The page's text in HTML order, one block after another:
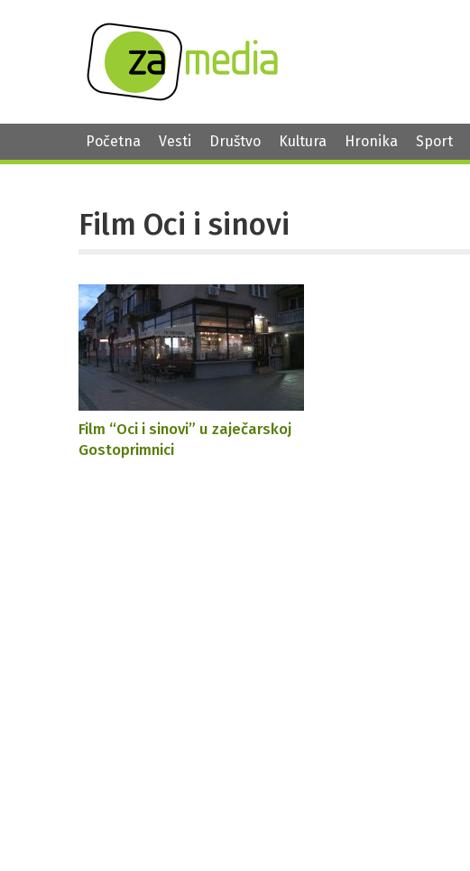
Početna Vesti Društvo Kultura Hronika Sport
Film Oci i sinovi
Film “Oci i sinovi” u zaječarskoj
Gostoprimnici